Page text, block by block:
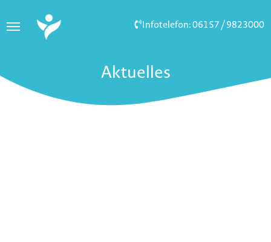
Infotelefon: 06157 / 9823000
Aktuelles